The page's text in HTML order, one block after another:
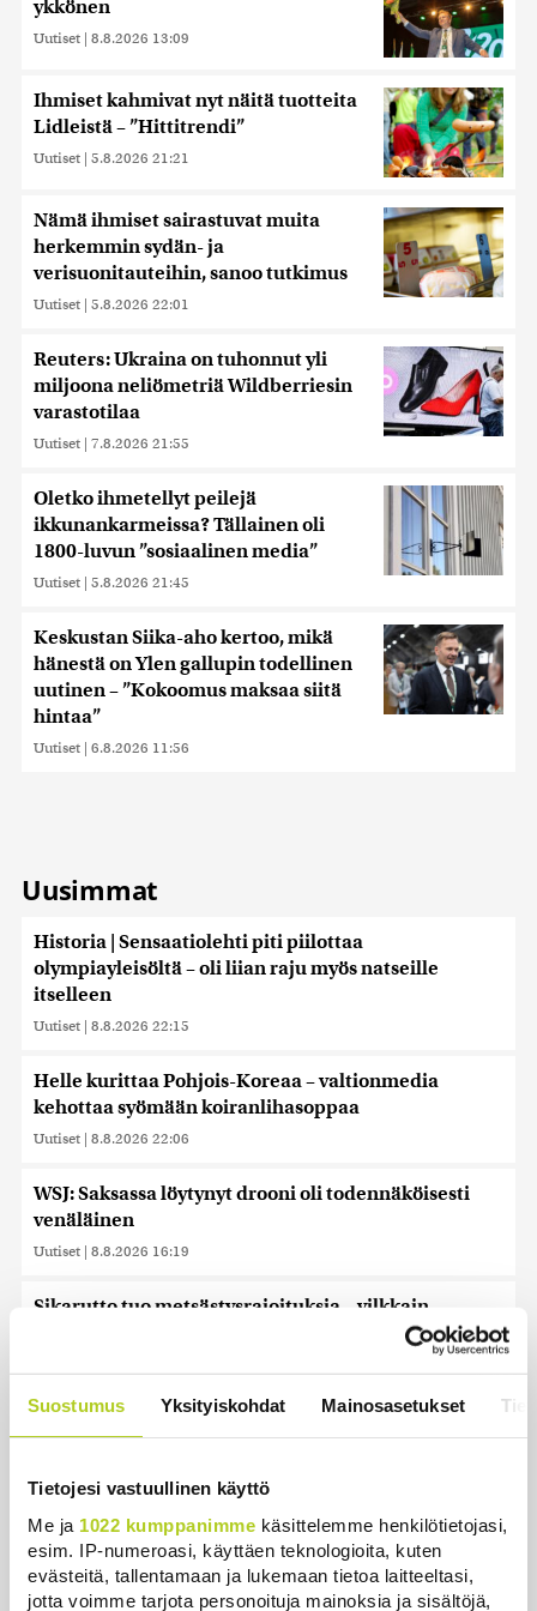
Suostumus Yksityiskohdat Mainosasetukset
Tietojesi vastuullinen käyttö
Me ja 1022 kumppanimme käsittelemme henkilötietojasi,
esim. IP-numeroasi, käyttäen teknologioita, kuten
evästeitä, tallentamaan ja lukemaan tietoa laitteeltasi,
jotta voimme tarjota personoituja mainoksia ja sisältöjä,
ykkönen
Uutiset | 8.8.2026 13:09
Ihmiset kahmivat nyt näitä tuotteita
Lidleistä – ”Hittitrendi”
Uutiset | 5.8.2026 21:21
Nämä ihmiset sairastuvat muita
herkemmin sydän- ja
verisuonitauteihin, sanoo tutkimus
Uutiset | 5.8.2026 22:01
Reuters: Ukraina on tuhonnut yli
miljoona neliömetriä Wildberriesin
varastotilaa
Uutiset | 7.8.2026 21:55
Oletko ihmetellyt peilejä
ikkunankarmeissa? Tällainen oli
1800-luvun ”sosiaalinen media”
Uutiset | 5.8.2026 21:45
Keskustan Siika-aho kertoo, mikä
hänestä on Ylen gallupin todellinen
uutinen – ”Kokoomus maksaa siitä
hintaa”
Uutiset | 6.8.2026 11:56
Uusimmat
Historia | Sensaatiolehti piti piilottaa
olympiayleisöltä – oli liian raju myös natseille
itselleen
Uutiset | 8.8.2026 22:15
Helle kurittaa Pohjois-Koreaa – valtionmedia
kehottaa syömään koiranlihasoppaa
Uutiset | 8.8.2026 22:06
WSJ: Saksassa löytynyt drooni oli todennäköisesti
venäläinen
Uutiset | 8.8.2026 16:19
Sikarutto tuo metsästysrajoituksia – vilkkain
Bulgariassa on räjähtänyt drooni lähellä Romanian
rajaa
HS: Kaikkonen puoluejohtajien ykkönen
Uutiset | 8.8.2026 13:09